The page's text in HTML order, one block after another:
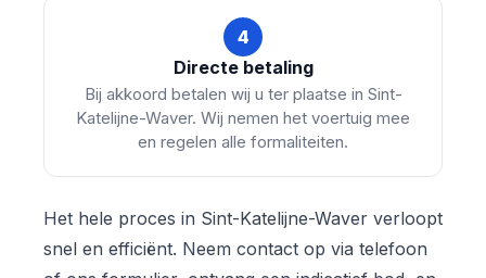
4
Directe betaling
Bij akkoord betalen wij u ter plaatse in Sint-
Katelijne-Waver. Wij nemen het voertuig mee
en regelen alle formaliteiten.
Het hele proces in Sint-Katelijne-Waver verloopt
snel en efficiënt. Neem contact op via telefoon